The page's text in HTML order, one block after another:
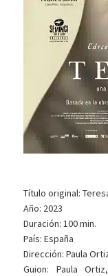
Título original:
Año: 2023
Duración: 100 min.
País: España
Dirección: Paula
Guion: Paula